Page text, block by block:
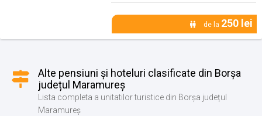
de la 250 lei
Alte pensiuni și hoteluri clasificate din Borșa
județul Maramureș
Lista completa a unitatilor turistice din Borșa județul
Maramureș